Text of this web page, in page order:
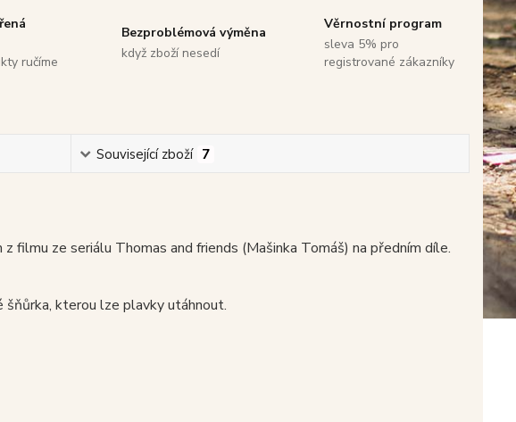
ručíme
Bezproblémová výměna
když zboží nesedí
Věrnostní program
sleva 5% pro
registrované zákazníky
Související zboží 7
filmu ze seriálu Thomas and friends (Mašinka Tomáš) na předním díle.
šňůrka, kterou lze plavky utáhnout.